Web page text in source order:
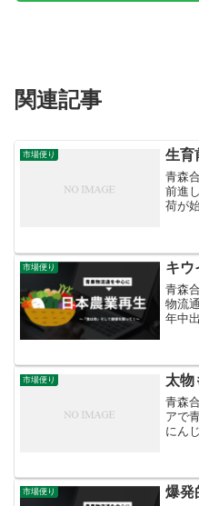
関連記事
市場便り 生育
青森
前進
荷が
この
市場便り キウ
青森
物流
年中
いま
で、
市場便り 太物
青森
アで
にん
す。
市場便り 爆発